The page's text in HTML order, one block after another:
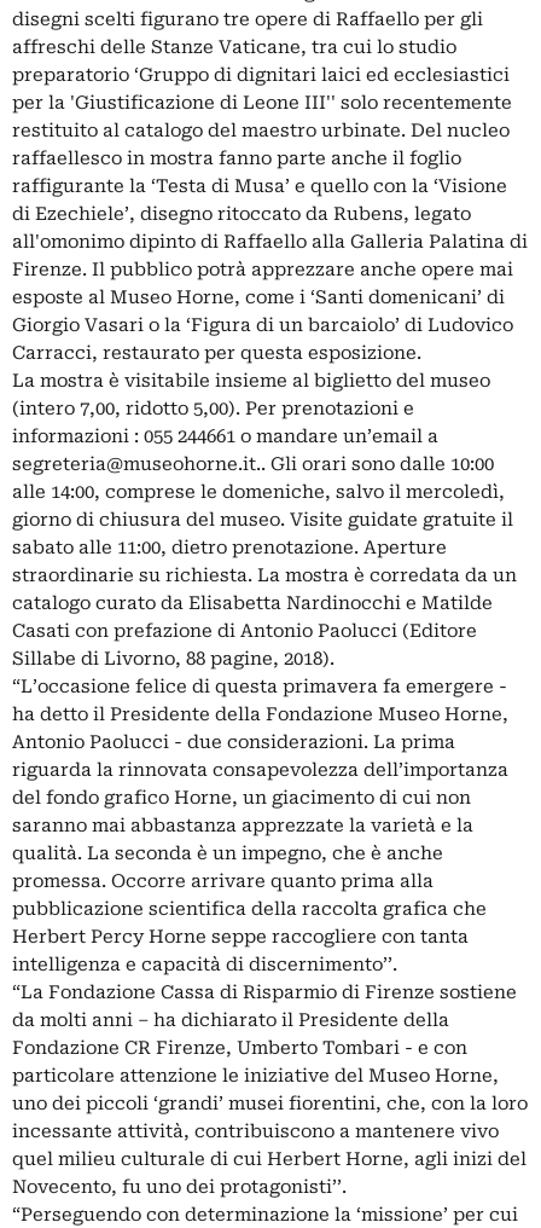
disegni scelti figurano tre opere di Raffaello per gli
affreschi delle Stanze Vaticane, tra cui lo studio
preparatorio ‘Gruppo di dignitari laici ed ecclesiastici
per la 'Giustificazione di Leone III'' solo recentemente
restituito al catalogo del maestro urbinate. Del nucleo
raffaellesco in mostra fanno parte anche il foglio
raffigurante la ‘Testa di Musa’ e quello con la ‘Visione
di Ezechiele’, disegno ritoccato da Rubens, legato
all'omonimo dipinto di Raffaello alla Galleria Palatina di
Firenze. Il pubblico potrà apprezzare anche opere mai
esposte al Museo Horne, come i ‘Santi domenicani’ di
Giorgio Vasari o la ‘Figura di un barcaiolo’ di Ludovico
Carracci, restaurato per questa esposizione.
La mostra è visitabile insieme al biglietto del museo
(intero 7,00, ridotto 5,00). Per prenotazioni e
informazioni : 055 244661 o mandare un’email a
segreteria@museohorne.it.. Gli orari sono dalle 10:00
alle 14:00, comprese le domeniche, salvo il mercoledì,
giorno di chiusura del museo. Visite guidate gratuite il
sabato alle 11:00, dietro prenotazione. Aperture
straordinarie su richiesta. La mostra è corredata da un
catalogo curato da Elisabetta Nardinocchi e Matilde
Casati con prefazione di Antonio Paolucci (Editore
Sillabe di Livorno, 88 pagine, 2018).
“L’occasione felice di questa primavera fa emergere -
ha detto il Presidente della Fondazione Museo Horne,
Antonio Paolucci - due considerazioni. La prima
riguarda la rinnovata consapevolezza dell’importanza
del fondo grafico Horne, un giacimento di cui non
saranno mai abbastanza apprezzate la varietà e la
qualità. La seconda è un impegno, che è anche
promessa. Occorre arrivare quanto prima alla
pubblicazione scientifica della raccolta grafica che
Herbert Percy Horne seppe raccogliere con tanta
intelligenza e capacità di discernimento’’.
“La Fondazione Cassa di Risparmio di Firenze sostiene
da molti anni – ha dichiarato il Presidente della
Fondazione CR Firenze, Umberto Tombari - e con
particolare attenzione le iniziative del Museo Horne,
uno dei piccoli ‘grandi’ musei fiorentini, che, con la loro
incessante attività, contribuiscono a mantenere vivo
quel milieu culturale di cui Herbert Horne, agli inizi del
Novecento, fu uno dei protagonisti’’.
“Perseguendo con determinazione la ‘missione’ per cui